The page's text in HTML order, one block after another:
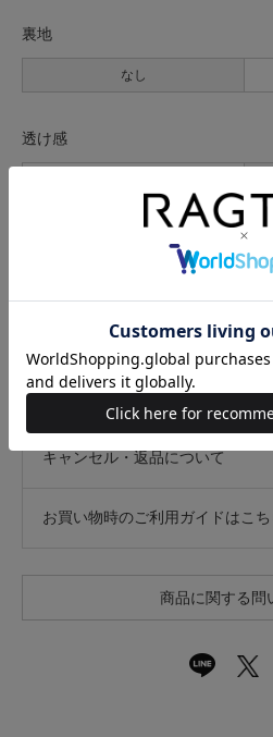
裏地
なし
透け感
なし
キャンセル・返品について
お買い物時のご利用ガイドはこち
商品に関する問